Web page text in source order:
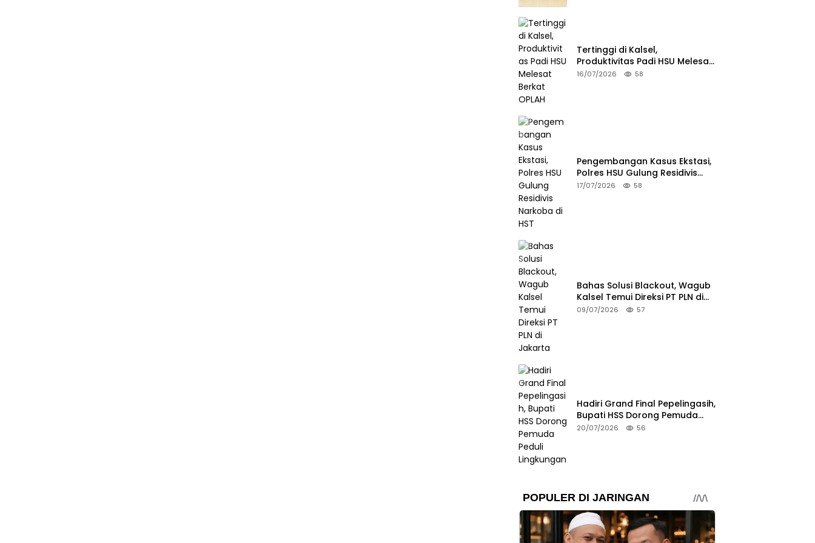
Tertinggi di Kalsel,
Produktivitas Padi HSU Melesat
Berkat OPLAH
16/07/2026 58
Pengembangan Kasus Ekstasi,
Polres HSU Gulung Residivis
Narkoba di HST
17/07/2026 58
Bahas Solusi Blackout, Wagub
Kalsel Temui Direksi PT PLN di
Jakarta
09/07/2026 57
Hadiri Grand Final Pepelingasih,
Bupati HSS Dorong Pemuda
Peduli Lingkungan
20/07/2026 56